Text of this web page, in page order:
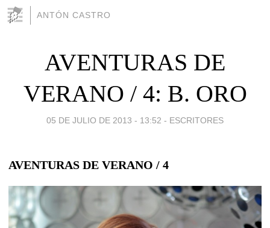
ANTÓN CASTRO
AVENTURAS DE
VERANO / 4: B. ORO
05 DE JULIO DE 2013 - 13:52 - ESCRITORES
AVENTURAS DE VERANO / 4